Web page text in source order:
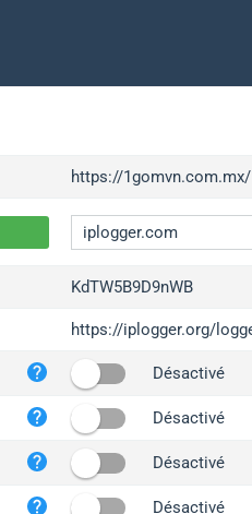
https://1gomvn.com.mx/
iplogger.org
wl.gl
ed.tc
iplogger.com
KdTW5B9D9nWB
https://iplogger.org/
Désactivé
Désactivé
Désactivé
Désactivé